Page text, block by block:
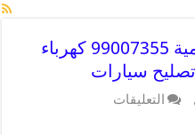
بنشر متنقل | كراج السالمية 99007355 كهرباء
سيارات
التعليقات